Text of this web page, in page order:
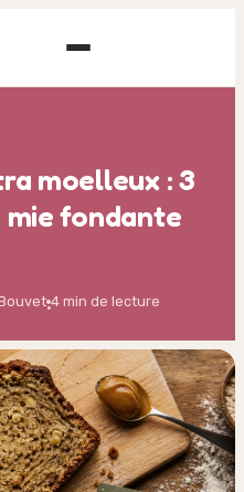
moelleux : 3
fondante
·4 min de lecture